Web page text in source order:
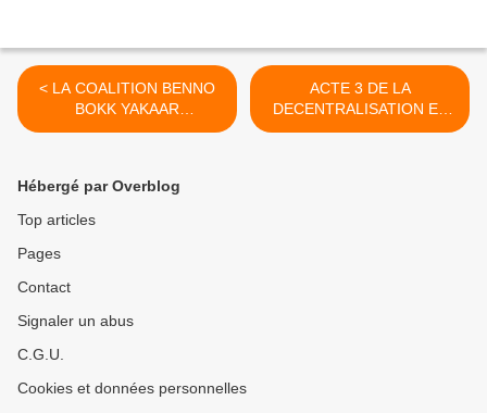
< LA COALITION BENNO
BOKK YAKAAR
FRANCHIRA-T-ELLE LE
ACTE 3 DE LA
DECENTRALISATION ET
SANTE: TRANSFERT
Hébergé par Overblog
Top articles
Pages
Contact
Signaler un abus
C.G.U.
Cookies et données personnelles